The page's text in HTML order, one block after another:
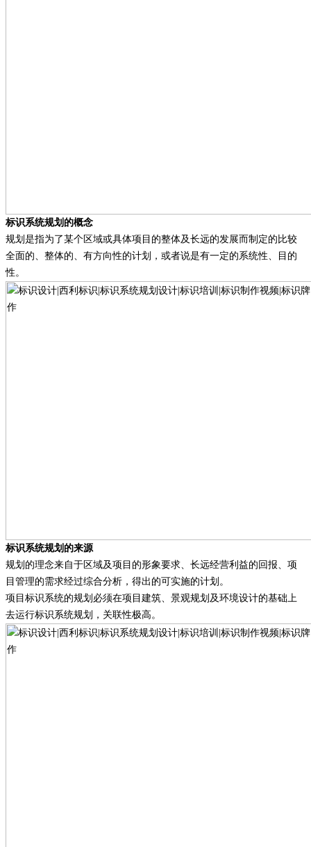
标识系统规划的概念
规划是指为了某个区域或具体项目的整体及长远的发展而制定的比较
全面的、整体的、有方向性的计划，或者说是有一定的系统性、目的
性。
标识系统规划的来源
规划的理念来自于区域及项目的形象要求、长远经营利益的回报、项
目管理的需求经过综合分析，得出的可实施的计划。
项目标识系统的规划必须在项目建筑、景观规划及环境设计的基础上
去运行标识系统规划，关联性极高。